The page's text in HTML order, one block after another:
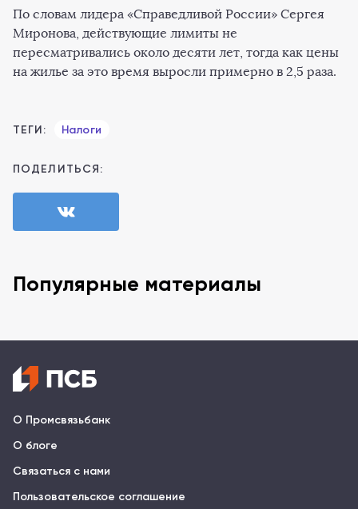
По словам лидера «Справедливой России» Сергея
Миронова, действующие лимиты не
пересматривались около десяти лет, тогда как цены
на жилье за это время выросли примерно в 2,5 раза.
ТЕГИ: Налоги
ПОДЕЛИТЬСЯ:
Популярные материалы
О Промсвязьбанк
О блоге
Связаться с нами
Пользовательское соглашение